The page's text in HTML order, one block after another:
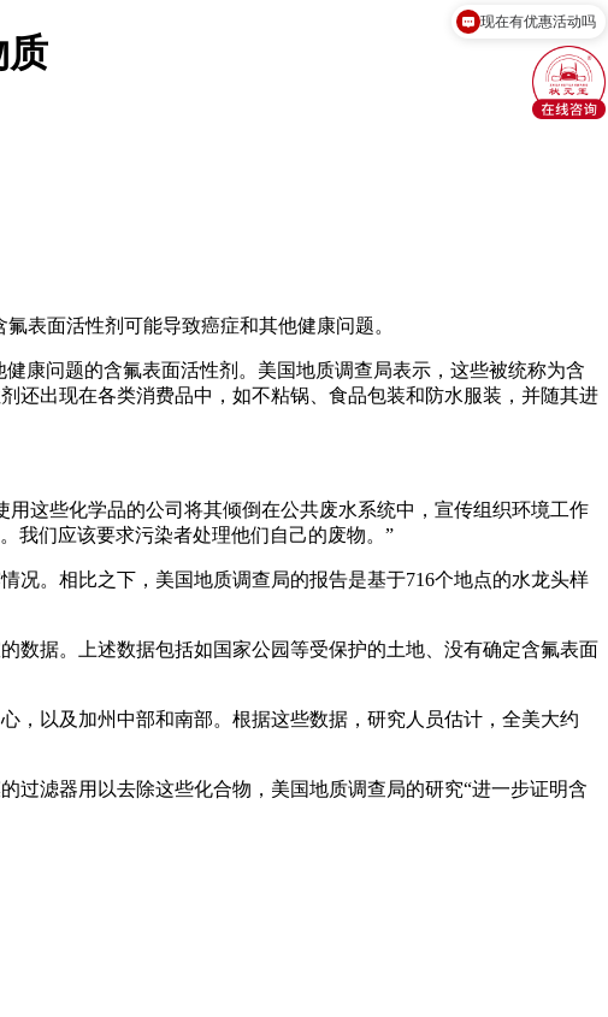
质
表面活性剂可能导致癌症和其他健康问题。
康问题的含氟表面活性剂。美国地质调查局表示，这些被统称为含
还出现在各类消费品中，如不粘锅、食品包装和防水服装，并随其进
这些化学品的公司将其倾倒在公共废水系统中，宣传组织环境工作
我们应该要求污染者处理他们自己的废物。”
况。相比之下，美国地质调查局的报告是基于716个地点的水龙头样
数据。上述数据包括如国家公园等受保护的土地、没有确定含氟表面
，以及加州中部和南部。根据这些数据，研究人员估计，全美大约
过滤器用以去除这些化合物，美国地质调查局的研究“进一步证明含
现在有优惠活动吗